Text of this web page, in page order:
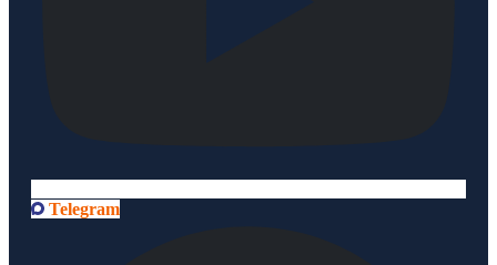
Telegram